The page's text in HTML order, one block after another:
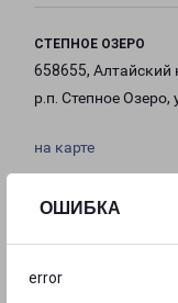
ОШИБКА
error
СТЕПНОЕ ОЗЕРО
658655, Алтайский
р.п. Степное
на карте
8 (3852) 556-546